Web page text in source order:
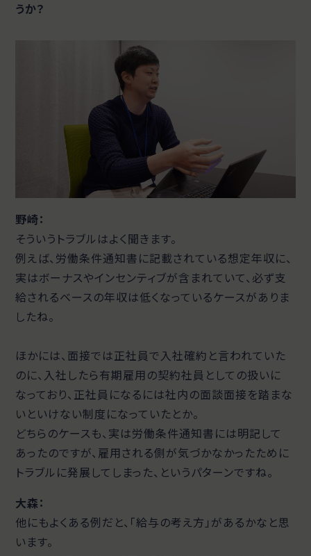
うか？
野崎：
そういうトラブルはよく聞きます。
例えば、労働条件通知書に記載されている想定年収に、
実はボーナスやインセンティブが含まれていて、必ず支
給されるベースの年収は低くなっているケースがありま
したね。
ほかには、面接では正社員で入社確約と言われていた
のに、入社したら有期雇用の契約社員としての扱いに
なっており、正社員になるには社内の面談面接を踏まな
いといけない制度になっていたとか。
どちらのケースも、実は労働条件通知書には明記して
あったのですが、雇用される側が気づかなかったために
トラブルに発展してしまった、というパターンですね。
大森：
他にもよくある例だと、「給与の考え方」があるかなと思
います。